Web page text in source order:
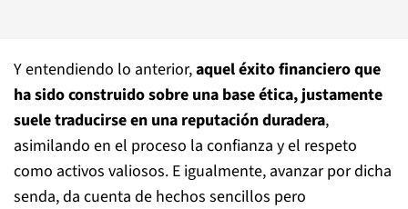
Y entendiendo lo anterior,aquel éxito financiero que
ha sido construido sobre una base ética, justamente
suele traducirse en una reputación duradera,
asimilando en el proceso la confianza y el respeto
como activos valiosos. E igualmente, avanzar por dicha
senda, da cuenta de hechos sencillos pero